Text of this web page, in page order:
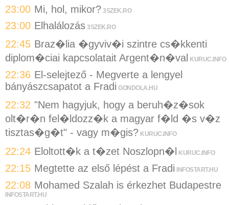
23:00 Mi, hol, mikor? 3SZEK.RO
23:00 Elhalálozás 3SZEK.RO
22:45 Braz�lia �gyviv�i szintre cs�kkenti
diplom�ciai kapcsolatait Argent�n�val KURUC.INFO
22:36 El-selejtező - Megverte a lengyel
bányászcsapatot a Fradi GONDOLA.HU
22:32 "Nem hagyjuk, hogy a beruh�z�sok
olt�r�n fel�ldozz�k a magyar f�ld �s v�z
tisztas�g�t" - vagy m�gis? KURUC.INFO
22:24 Eloltott�k a t�zet Noszlopn�l KURUC.INFO
22:15 Megtette az első lépést a Fradi INFOSTART.HU
22:08 Mohamed Szalah is érkezhet Budapestre
INFOSTART.HU